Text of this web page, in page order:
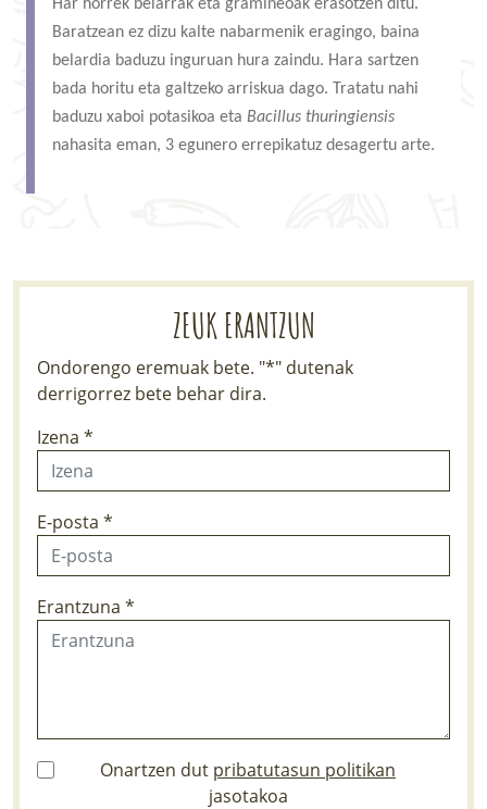
LURRAREN AGENDA
AZOKA
Har horrek belarrak eta gramineoak erasotzen ditu.
Baratzean ez dizu kalte nabarmenik eragingo, baina
belardia baduzu inguruan hura zaindu. Hara sartzen
bada horitu eta galtzeko arriskua dago. Tratatu nahi
baduzu xaboi potasikoa eta Bacillus thuringiensis
nahasita eman, 3 egunero errepikatuz desagertu arte.
ZEUK ERANTZUN
Ondorengo eremuak bete. "*" dutenak
derrigorrez bete behar dira.
Izena *
E-posta *
Erantzuna *
Onartzen dut pribatutasun politikan
jasotakoa